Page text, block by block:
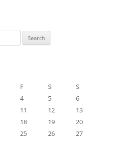
F S
S
4 5
6
11 12
13
18 19
20
25 26
27